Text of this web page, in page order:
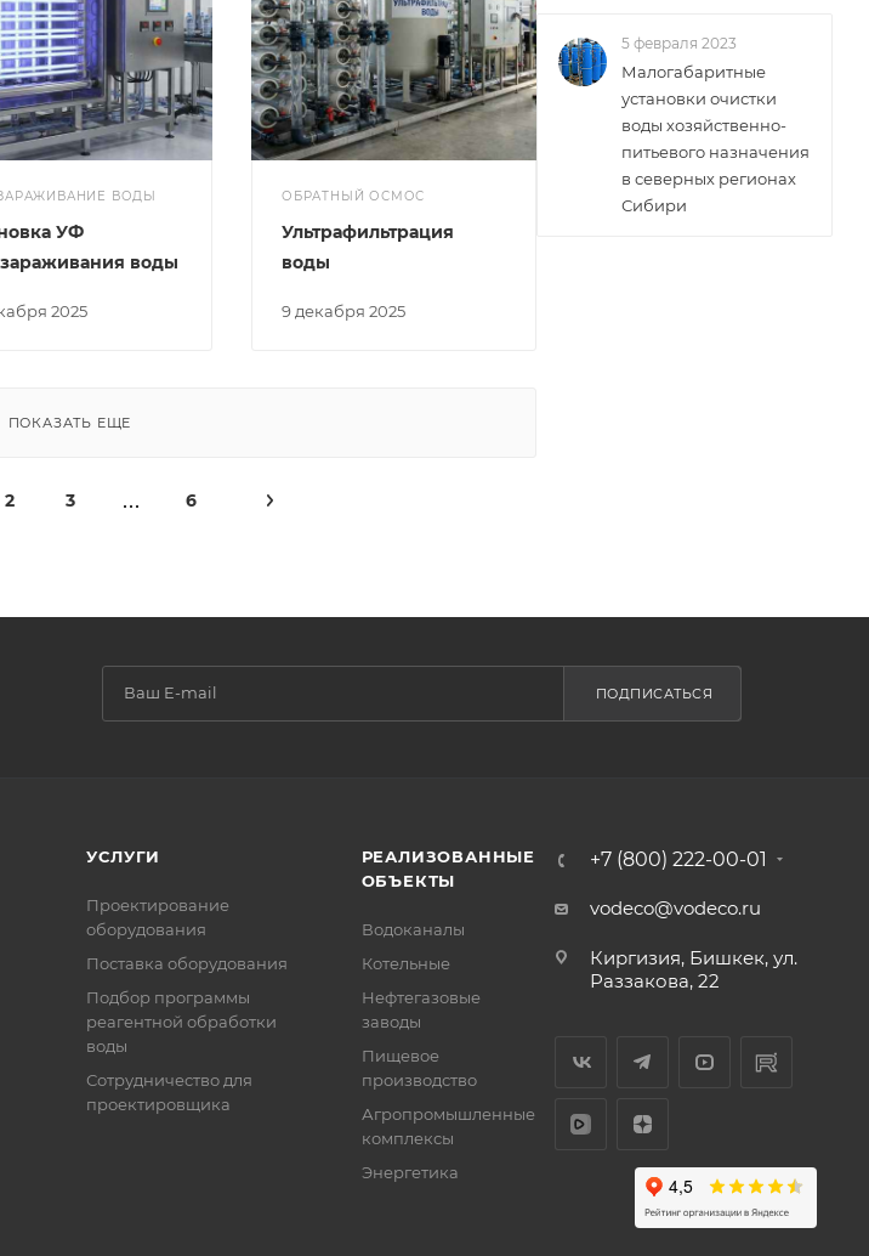
ВОДЫ
2025
УФ
воды
ОБРАТНЫЙ ОСМОС
9 декабря 2025
Ультрафильтрация
воды
ПОКАЗАТЬ ЕЩЕ
2 3 6
5 февраля 2023
Малогабаритные
установки очистки
воды хозяйственно-
питьевого назначения
в северных регионах
Сибири
ПОДПИСАТЬСЯ
УСЛУГИ
Проектирование
оборудования
Поставка оборудования
Подбор программы
реагентной обработки
воды
Сотрудничество для
проектировщика
РЕАЛИЗОВАННЫЕ
ОБЪЕКТЫ
Водоканалы
Котельные
Нефтегазовые
заводы
Пищевое
производство
Агропромышленные
комплексы
Энергетика
+7 (800) 222-00-01
vodeco@vodeco.ru
Киргизия, Бишкек, ул.
Раззакова, 22